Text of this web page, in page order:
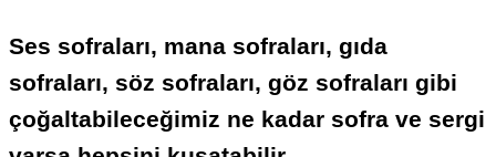
Ses sofraları, mana sofraları, gıda
sofraları, söz sofraları, göz sofraları gibi
çoğaltabileceğimiz ne kadar sofra ve sergi